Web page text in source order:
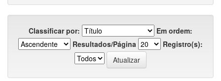
Classificar por:
Em ordem:
Resultados/Página
Registro(s):